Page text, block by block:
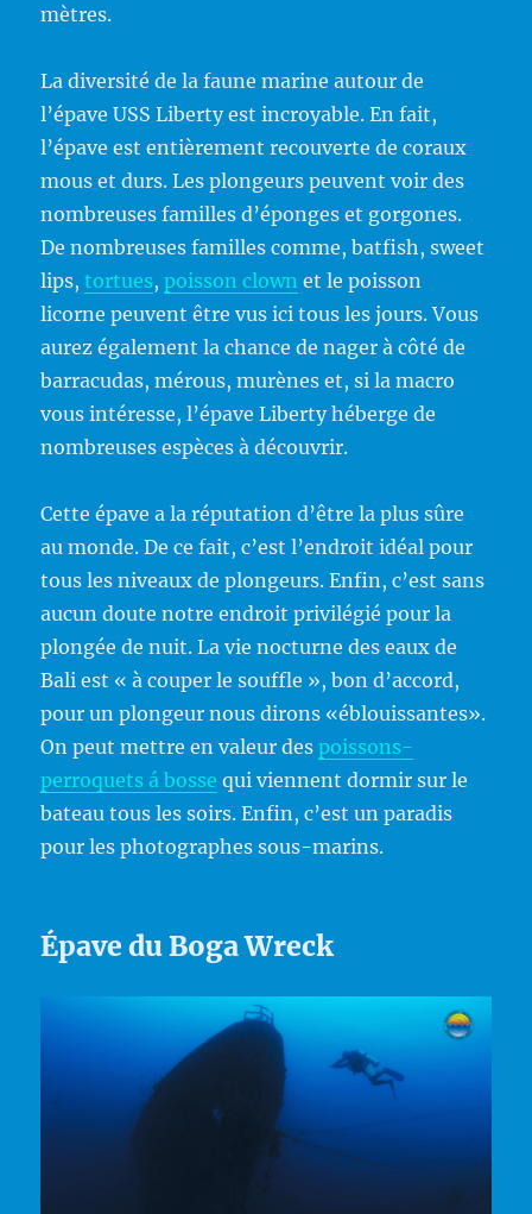
mètres.
La diversité de la faune marine autour de
l’épave USS Liberty est incroyable. En fait,
l’épave est entièrement recouverte de coraux
mous et durs. Les plongeurs peuvent voir des
nombreuses familles d’éponges et gorgones.
De nombreuses familles comme, batfish, sweet
lips,tortues,poisson clown et le poisson
licorne peuvent être vus ici tous les jours. Vous
aurez également la chance de nager à côté de
barracudas, mérous, murènes et, si la macro
vous intéresse, l’épave Liberty héberge de
nombreuses espèces à découvrir.
Cette épave a la réputation d’être la plus sûre
au monde. De ce fait, c’est l’endroit idéal pour
tous les niveaux de plongeurs. Enfin, c’est sans
aucun doute notre endroit privilégié pour la
plongée de nuit. La vie nocturne des eaux de
Bali est « à couper le souffle », bon d’accord,
pour un plongeur nous dirons «éblouissantes».
On peut mettre en valeur despoissons-
perroquets á bosse qui viennent dormir sur le
bateau tous les soirs. Enfin, c’est un paradis
pour les photographes sous-marins.
Épave du Boga Wreck